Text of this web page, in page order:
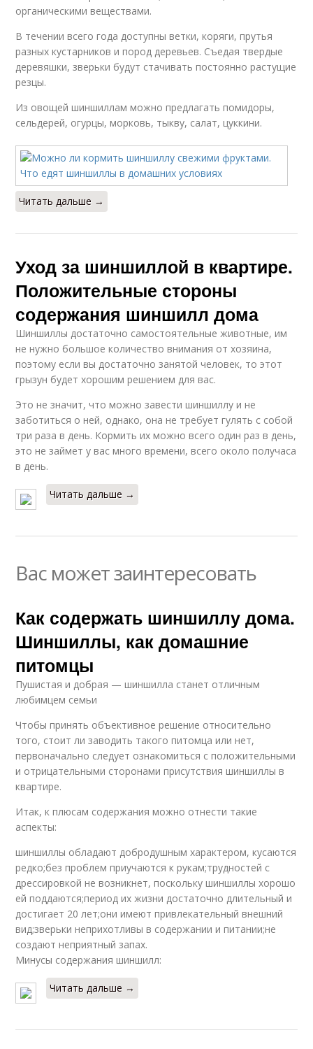
органическими веществами.
В течении всего года доступны ветки, коряги, прутья
разных кустарников и пород деревьев. Съедая твердые
деревяшки, зверьки будут стачивать постоянно растущие
резцы.
Из овощей шиншиллам можно предлагать помидоры,
сельдерей, огурцы, морковь, тыкву, салат, цуккини.
Читать дальше →
Уход за шиншиллой в квартире.
Положительные стороны
содержания шиншилл дома
Шиншиллы достаточно самостоятельные животные, им
не нужно большое количество внимания от хозяина,
поэтому если вы достаточно занятой человек, то этот
грызун будет хорошим решением для вас.
Это не значит, что можно завести шиншиллу и не
заботиться о ней, однако, она не требует гулять с собой
три раза в день. Кормить их можно всего один раз в день,
это не займет у вас много времени, всего около получаса
в день.
Читать дальше →
Вас может заинтересовать
Как содержать шиншиллу дома.
Шиншиллы, как домашние
питомцы
Пушистая и добрая — шиншилла станет отличным
любимцем семьи
Чтобы принять объективное решение относительно
того, стоит ли заводить такого питомца или нет,
первоначально следует ознакомиться с положительными
и отрицательными сторонами присутствия шиншиллы в
квартире.
Итак, к плюсам содержания можно отнести такие
аспекты:
шиншиллы обладают добродушным характером, кусаются
редко;без проблем приучаются к рукам;трудностей с
дрессировкой не возникнет, поскольку шиншиллы хорошо
ей поддаются;период их жизни достаточно длительный и
достигает 20 лет;они имеют привлекательный внешний
вид;зверьки неприхотливы в содержании и питании;не
создают неприятный запах.
Минусы содержания шиншилл:
Читать дальше →